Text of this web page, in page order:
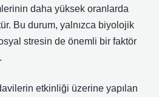
daha yüksek oranlarda
Bu durum, yalnızca biyolojik
stresin de önemli bir faktör
etkinliği üzerine yapılan